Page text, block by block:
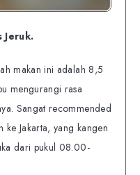
Jeruk.
makan ini adalah 8,5
mengurangi rasa
Sangat recommended
Jakarta, yang kangen
dari pukul 08.00-